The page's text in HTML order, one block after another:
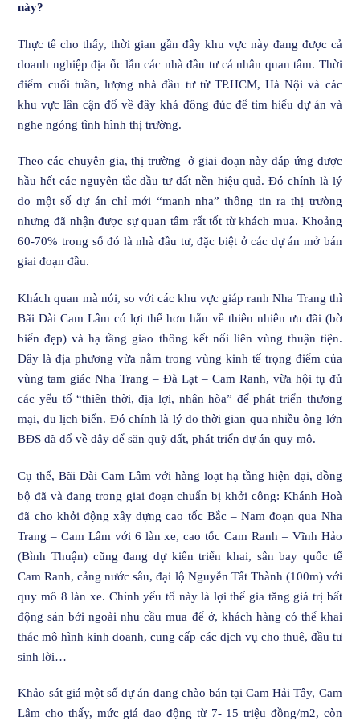
này?
Thực tế cho thấy, thời gian gần đây khu vực này đang được cả
doanh nghiệp địa ốc lẫn các nhà đầu tư cá nhân quan tâm. Thời
điểm cuối tuần, lượng nhà đầu tư từ TP.HCM, Hà Nội và các
khu vực lân cận đổ về đây khá đông đúc để tìm hiểu dự án và
nghe ngóng tình hình thị trường.
Theo các chuyên gia, thị trường ở giai đoạn này đáp ứng được
hầu hết các nguyên tắc đầu tư đất nền hiệu quả. Đó chính là lý
do một số dự án chỉ mới “manh nha” thông tin ra thị trường
nhưng đã nhận được sự quan tâm rất tốt từ khách mua. Khoảng
60-70% trong số đó là nhà đầu tư, đặc biệt ở các dự án mở bán
giai đoạn đầu.
Khách quan mà nói, so với các khu vực giáp ranh Nha Trang thì
Bãi Dài Cam Lâm có lợi thế hơn hẳn về thiên nhiên ưu đãi (bờ
biển đẹp) và hạ tầng giao thông kết nối liên vùng thuận tiện.
Đây là địa phương vừa nằm trong vùng kinh tế trọng điểm của
vùng tam giác Nha Trang – Đà Lạt – Cam Ranh, vừa hội tụ đủ
các yếu tố “thiên thời, địa lợi, nhân hòa” để phát triển thương
mại, du lịch biển. Đó chính là lý do thời gian qua nhiều ông lớn
BĐS đã đổ về đây để săn quỹ đất, phát triển dự án quy mô.
Cụ thể, Bãi Dài Cam Lâm với hàng loạt hạ tầng hiện đại, đồng
bộ đã và đang trong giai đoạn chuẩn bị khởi công: Khánh Hoà
đã cho khởi động xây dựng cao tốc Bắc – Nam đoạn qua Nha
Trang – Cam Lâm với 6 làn xe, cao tốc Cam Ranh – Vĩnh Hảo
(Bình Thuận) cũng đang dự kiến triển khai, sân bay quốc tế
Cam Ranh, cảng nước sâu, đại lộ Nguyễn Tất Thành (100m) với
quy mô 8 làn xe. Chính yếu tố này là lợi thế gia tăng giá trị bất
động sản bởi ngoài nhu cầu mua để ở, khách hàng có thể khai
thác mô hình kinh doanh, cung cấp các dịch vụ cho thuê, đầu tư
sinh lời…
Khảo sát giá một số dự án đang chào bán tại Cam Hải Tây, Cam
Lâm cho thấy, mức giá dao động từ 7- 15 triệu đồng/m2, còn